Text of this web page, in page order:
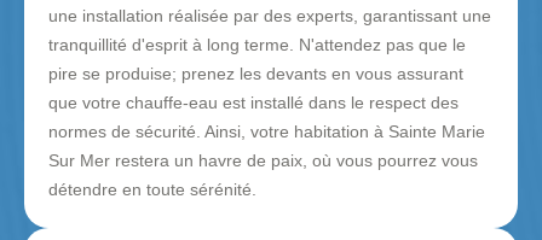
une installation réalisée par des experts, garantissant une
tranquillité d'esprit à long terme. N'attendez pas que le
pire se produise; prenez les devants en vous assurant
que votre chauffe-eau est installé dans le respect des
normes de sécurité. Ainsi, votre habitation à Sainte Marie
Sur Mer restera un havre de paix, où vous pourrez vous
détendre en toute sérénité.